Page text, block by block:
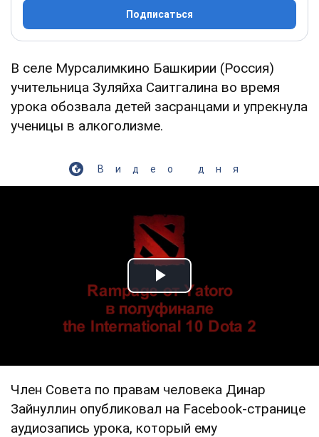
Подписаться
В селе Мурсалимкино Башкирии (Россия)
учительница Зуляйха Саитгалина во время
урока обозвала детей засранцами и упрекнула
ученицы в алкоголизме.
Видео дня
Play Video
Член Совета по правам человека Динар
Зайнуллин опубликовал на Facebook-странице
аудиозапись урока, который ему